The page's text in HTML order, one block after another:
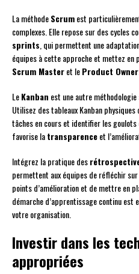
La méthodeScrumest
complexes. Elle repose sur des cycles
sprints , qui permettent une
équipes à cette approche et mettez en
Scrum Masteret leProduct Owner
LeKanban est une autre
Utilisez des tableaux Kanban
tâches en cours et identifier les
favorise latransparenceet
Intégrez la pratique des
permettent aux équipes de réfléchir
points d’amélioration et de mettre en
démarche d’apprentissage continu
votre organisation.
Investir dans les
appropriées